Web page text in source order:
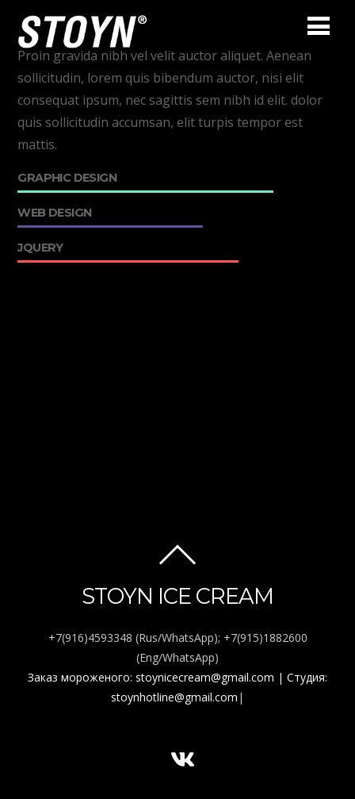
Boris Ivanov
WEB DESIGNER
style="large"]
Proin gravida nibh vel velit auctor aliquet. Aenean
sollicitudin, lorem quis bibendum auctor, nisi elit
consequat ipsum, nec sagittis sem nibh id elit. dolor
quis sollicitudin accumsan, elit turpis tempor est
mattis.
GRAPHIC DESIGN
WEB DESIGN
JQUERY
TOP
STOYN ICE CREAM
+7(916)4593348 (Rus/WhatsApp); +7(915)1882600
(Eng/WhatsApp)
Заказ мороженого: stoynicecream@gmail.com | Студия:
stoynhotline@gmail.com |